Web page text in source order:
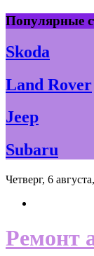
Skip
to
content
Популярные
Skoda
Land Rover
Jeep
Subaru
Четверг, 6
Ремонт